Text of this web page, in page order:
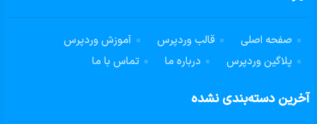
صفحه اصلی قالب وردپرس
آموزش وردپرس
پلاگین وردپرس
درباره ما تماس با ما
آخرین دسته‌بندی نشده